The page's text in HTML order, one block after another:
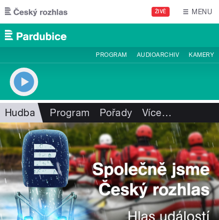
Přejít k hlavnímu obsahu
ŽIVĚ MENU
PROGRAM AUDIOARCHIV KAMERY
Hudba Program Pořady Více…